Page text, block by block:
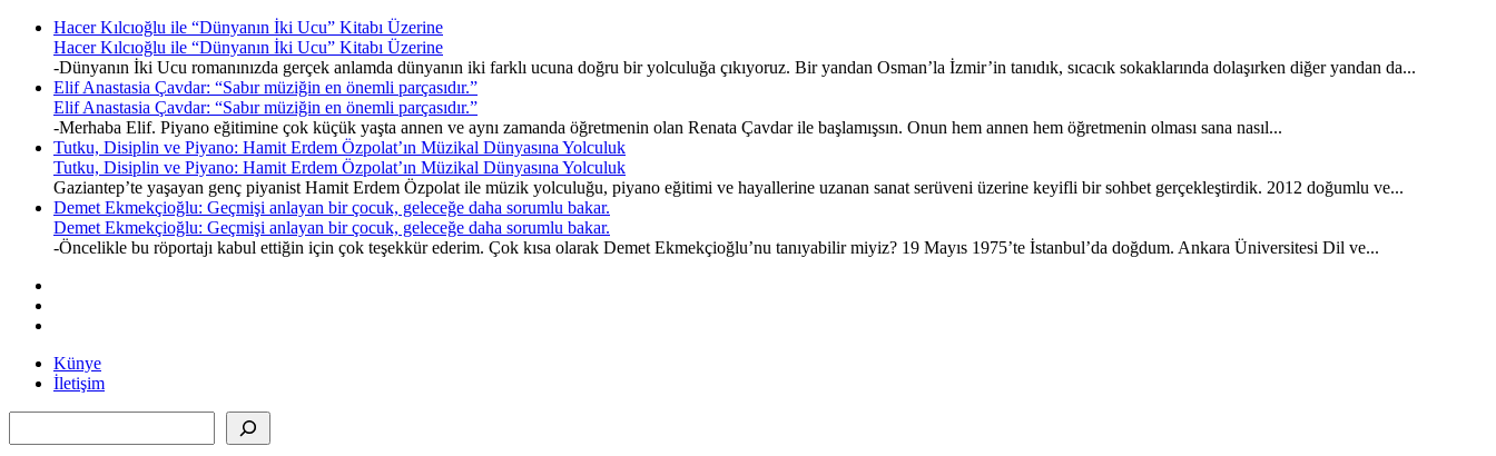
Hacer Kılcıoğlu ile “Dünyanın İki Ucu” Kitabı Üzerine
Hacer Kılcıoğlu ile “Dünyanın İki Ucu” Kitabı Üzerine
-Dünyanın İki Ucu romanınızda gerçek anlamda dünyanın iki farklı ucuna doğru bir yolculuğa çıkıyoruz. Bir yandan Osman’la İzmir’in tanıdık, sıcacık sokaklarında dolaşırken diğer yandan da...
Elif Anastasia Çavdar: “Sabır müziğin en önemli parçasıdır.”
Elif Anastasia Çavdar: “Sabır müziğin en önemli parçasıdır.”
-Merhaba Elif. Piyano eğitimine çok küçük yaşta annen ve aynı zamanda öğretmenin olan Renata Çavdar ile başlamışsın. Onun hem annen hem öğretmenin olması sana nasıl...
Tutku, Disiplin ve Piyano: Hamit Erdem Özpolat’ın Müzikal Dünyasına Yolculuk
Tutku, Disiplin ve Piyano: Hamit Erdem Özpolat’ın Müzikal Dünyasına Yolculuk
Gaziantep’te yaşayan genç piyanist Hamit Erdem Özpolat ile müzik yolculuğu, piyano eğitimi ve hayallerine uzanan sanat serüveni üzerine keyifli bir sohbet gerçekleştirdik. 2012 doğumlu ve...
Demet Ekmekçioğlu: Geçmişi anlayan bir çocuk, geleceğe daha sorumlu bakar.
Demet Ekmekçioğlu: Geçmişi anlayan bir çocuk, geleceğe daha sorumlu bakar.
-Öncelikle bu röportajı kabul ettiğin için çok teşekkür ederim. Çok kısa olarak Demet Ekmekçioğlu’nu tanıyabilir miyiz? 19 Mayıs 1975’te İstanbul’da doğdum. Ankara Üniversitesi Dil ve...
Künye
İletişim